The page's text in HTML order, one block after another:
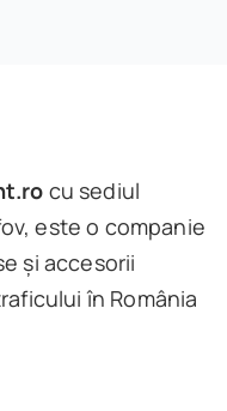
cu sediul
este o companie
și accesorii
în România